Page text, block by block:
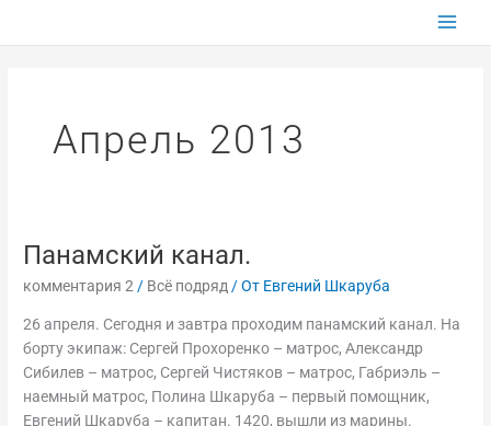
Апрель 2013
Панамский канал.
комментария 2/ Всё подряд/ От Евгений Шкаруба
26 апреля. Сегодня и завтра проходим панамский канал. На
борту экипаж: Сергей Прохоренко – матрос, Александр
Сибилев – матрос, Сергей Чистяков – матрос, Габриэль –
наемный матрос, Полина Шкаруба – первый помощник,
Евгений Шкаруба – капитан. 1420, вышли из марины.
Панамский